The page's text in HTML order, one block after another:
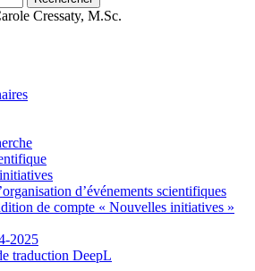
Cressaty, M.Sc.
d’événements scientifiques
de compte « Nouvelles initiatives »
2025
traduction DeepL